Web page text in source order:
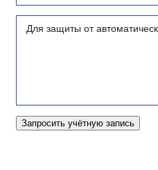
Для защиты от